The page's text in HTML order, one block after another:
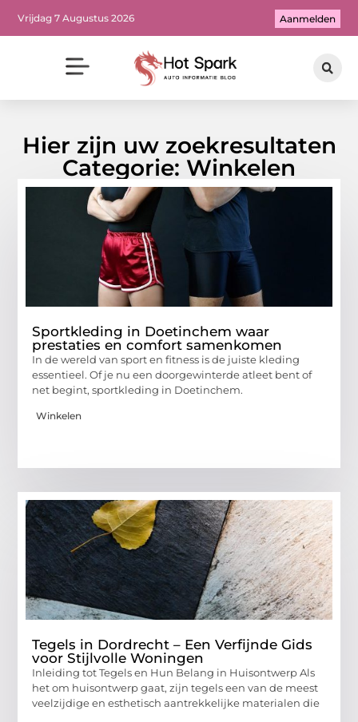
Vrijdag 7 Augustus 2026 Aanmelden
Hier zijn uw zoekresultaten
Categorie: Winkelen
Sportkleding in Doetinchem waar
prestaties en comfort samenkomen
In de wereld van sport en fitness is de juiste kleding
essentieel. Of je nu een doorgewinterde atleet bent of
net begint, sportkleding in Doetinchem.
Winkelen
Tegels in Dordrecht – Een Verfijnde Gids
voor Stijlvolle Woningen
Inleiding tot Tegels en Hun Belang in Huisontwerp Als
het om huisontwerp gaat, zijn tegels een van de meest
veelzijdige en esthetisch aantrekkelijke materialen die